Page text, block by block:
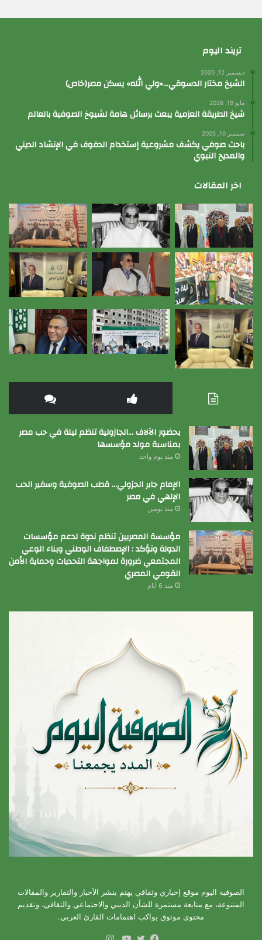
تريند اليوم
ديسمبر 12, 2020
الشيخ مختار الدسوقي…«ولي الله» يسكن مصر(خاص)
مايو 19, 2026
شيخ الطريقة العزمية يبعث برسائل هامة لشيوخ الصوفية بالعالم
سبتمبر 10, 2025
باحث صوفي يكشف مشروعية إستخدام الدفوف في الإنشاد الديني
والمديح النبوي
اخر المقالات
بحضور الآلاف …الجازولية تنظم ليلة في حب مصر
بمناسبة مولد مؤسسها
منذ يوم واحد
الإمام جابر الجزولي… قطب الصوفية وسفير الحب
الإلهي في مصر
منذ يومين
مؤسسة المصريين تنظم ندوة لدعم مؤسسات
الدولة وتؤكد : الإصطفاف الوطني وبناء الوعي
المجتمعي ضرورة لمواجهة التحديات وحماية الأمن
القومي المصري
منذ 6 أيام
الصوفية اليوم موقع إخباري وثقافي يهتم بنشر الأخبار والتقارير والمقالات
المتنوعة، مع متابعة مستمرة للشأن الديني والاجتماعي والثقافي، وتقديم
محتوى موثوق يواكب اهتمامات القارئ العربي.